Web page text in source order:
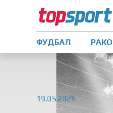
ФУДБАЛ
19.05.2026